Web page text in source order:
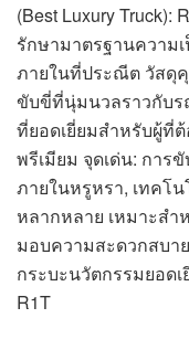
(Best Luxury Truck):
รักษามาตรฐานความ
ภายในที่ประณีต วัสดุ
ขับขี่ที่นุ่มนวลราวกับร
ที่ยอดเยี่ยมสำหรับผู้ที่
พรีเมียม จุดเด่น: กา
ภายในหรูหรา, เทคโ
หลากหลาย เหมาะส
มอบความสะดวกสบา
กระบะนวัตกรรมยอดเ
R1T